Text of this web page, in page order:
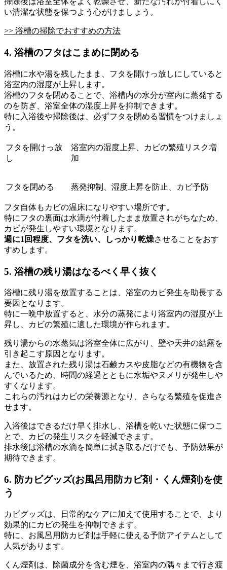
い清潔な状態を保つよう心がけましょう。
>> 浴槽の掃除でおすすめの方法
4. 浴槽のフタはこまめに閉める
浴槽に水や湯を残したまま、フタを開けっ放しにしていると
浴室内の湿度が上昇します。
浴槽のフタを閉めることで、浴槽内の水分が室内に蒸発する
のを防ぎ、浴室全体の湿度上昇を抑制できます。
特に入浴後や掃除後は、必ずフタを閉める習慣をつけましょ
う。
フタを開けっ放
し
浴室内の湿度上昇、カビの繁殖リスク増
加
フタを閉める 蒸発抑制、湿度上昇を防止、カビ予防
フタ自体もカビの温床になりやすい場所です。
特にフタの裏面は水滴が付着したまま放置されがちなため、
カビが発生しやすい環境となります。
週に1回程度、フタを洗い、しっかり乾燥させることをおす
すめします。
5. 浴槽の残り湯はなるべく早く抜く
浴槽に残り湯を放置することは、浴室のカビ発生を助長する
要因となります。
特に一晩中放置すると、水分の蒸発により浴室内の湿度が上
昇し、カビの繁殖に適した環境が作られます。
残り湯からの水蒸気は浴室全体に広がり、壁や天井の結露を
引き起こす原因となります。
また、放置された残り湯は石鹸カスや皮脂などの有機物を含
んでいるため、時間の経過とともに水垢やヌメリが発生しや
すくなります。
これらの汚れはカビの栄養源となり、さらなる繁殖を促進さ
せます。
入浴後はできるだけ早く排水し、浴槽を乾いた状態に保つこ
とで、カビの発生リスクを軽減できます。
排水後は浴槽の水滴を簡単に拭き取るだけでも、予防効果が
期待できます。
6. 防カビグッズ(お風呂用防カビ剤・くん煙剤)を使
う
カビグッズは、日常的なケアに加えて使用することで、より
効果的にカビの発生を抑制できます。
特に、お風呂用防カビ剤は手軽に使える予防アイテムとして
人気があります。
くん煙剤は、除菌成分を含む煙を、浴室内の隅々まで行き渡